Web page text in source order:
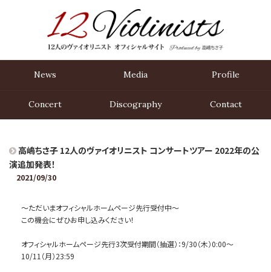
News Media Profile
Concert Discography Contact
高嶋ちさ子 12人のヴァイオリニスト コンサートツアー 2022年の公
演追加発表！
2021/09/30
〜ただいまオフィシャルホームページ先行受付中〜
この機会にぜひお申し込みください！
オフィシャルホームページ先行3次受付期間（抽選）：9/30（木）0:00〜
10/11（月）23:59